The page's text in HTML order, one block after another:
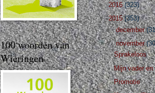
100 woorden van
Wieringen
►2016(323)
▼2015(353)
►december
▼november
Sprakeloos
Mijn vader en
Promotie